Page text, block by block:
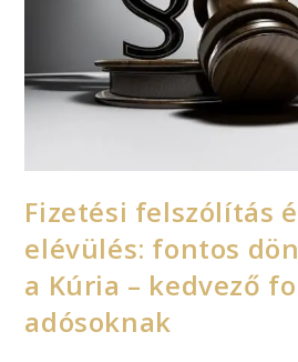
Fizetési felszólítás
elévülés: fontos
a Kúria – kedvező
adósoknak